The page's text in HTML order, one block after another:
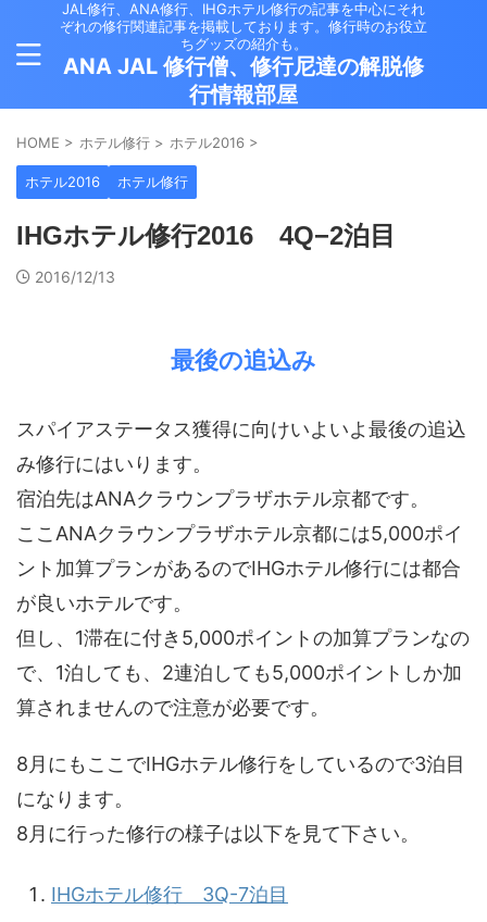
JAL修行、ANA修行、IHGホテル修行の記事を中心にそれ
ぞれの修行関連記事を掲載しております。修行時のお役立
ちグッズの紹介も。
ANA JAL 修行僧、修行尼達の解脱修
行情報部屋
HOME > ホテル修行 > ホテル2016 >
ホテル2016 ホテル修行
IHGホテル修行2016 4Q−2泊目
2016/12/13
最後の追込み
スパイアステータス獲得に向けいよいよ最後の追込
み修行にはいります。
宿泊先はANAクラウンプラザホテル京都です。
ここANAクラウンプラザホテル京都には5,000ポイ
ント加算プランがあるのでIHGホテル修行には都合
が良いホテルです。
但し、1滞在に付き5,000ポイントの加算プランなの
で、1泊しても、2連泊しても5,000ポイントしか加
算されませんので注意が必要です。
8月にもここでIHGホテル修行をしているので3泊目
になります。
8月に行った修行の様子は以下を見て下さい。
IHGホテル修行 3Q-7泊目